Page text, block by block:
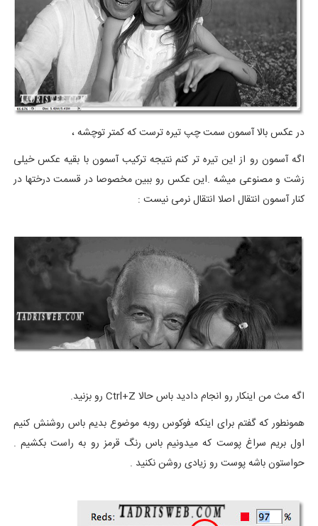
در عکس بالا آسمون سمت چپ تیره ترست که کمتر توچشه ،
اگه آسمون رو از این تیره تر کنم نتیجه ترکیب آسمون با بقیه عکس خیلی
زشت و مصنوعی میشه .این عکس رو ببین مخصوصا در قسمت درختها در
کنار آسمون انتقال اصلا انتقال نرمی نیست :
اگه مث من اینکار رو انجام دادید باس حالا Ctrl+Z رو بزنید.
همونطور که گفتم برای اینکه فوکوس روبه موضوع بدیم باس روشنش کنیم
اول بریم سراغ پوست که میدونیم باس رنگ قرمز رو به راست بکشیم .
حواستون باشه پوست رو زیادی روشن نکنید .